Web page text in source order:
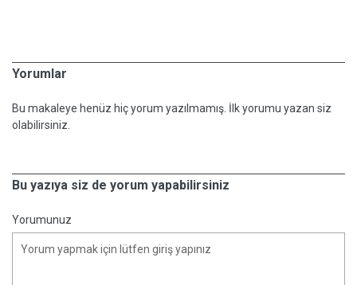
Yorumlar
Bu makaleye henüz hiç yorum yazılmamış. İlk yorumu yazan siz
olabilirsiniz.
Bu yazıya siz de yorum yapabilirsiniz
Yorumunuz